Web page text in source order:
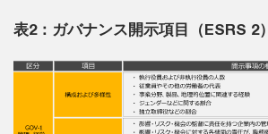
表2：ガバナンス開示項目（ESRS 2）